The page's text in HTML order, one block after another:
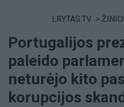
LRYTAS.TV >
Portugalijos
paleido
neturėjo kito
korupcijos